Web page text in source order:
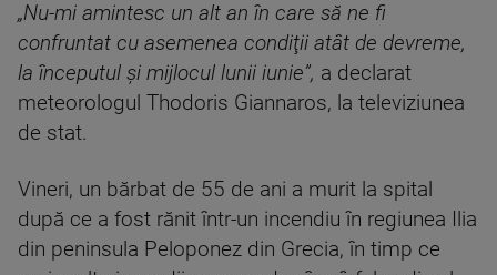
„Nu-mi amintesc un alt an în care să ne fi
confruntat cu asemenea condiţii atât de devreme,
la începutul şi mijlocul lunii iunie”, a declarat
meteorologul Thodoris Giannaros, la televiziunea
de stat.
Vineri, un bărbat de 55 de ani a murit la spital
după ce a fost rănit într-un incendiu în regiunea Ilia
din peninsula Peloponez din Grecia, în timp ce